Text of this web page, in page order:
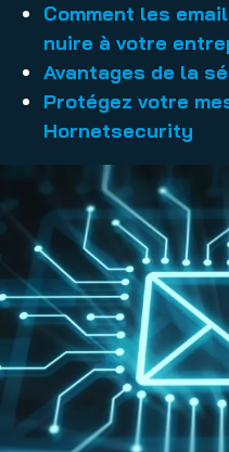
Comment les
nuire à votre
Avantages de la
Protégez votre
Hornetsecurity